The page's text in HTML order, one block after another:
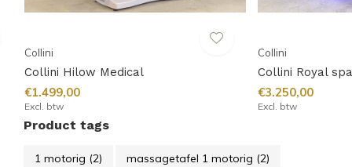
Collini
Collini Hilow Medical
€1.499,00
Excl. btw
Collini
Collini Royal
€3.250,00
Excl. btw
Product tags
1 motorig (2) massagetafel 1 motorig (2)